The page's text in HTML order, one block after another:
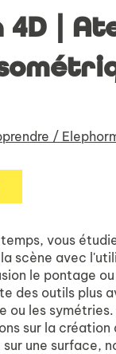
4D |
/
vous
scène avec
le pontage
des outils plus
ou les
sur la
une surface,